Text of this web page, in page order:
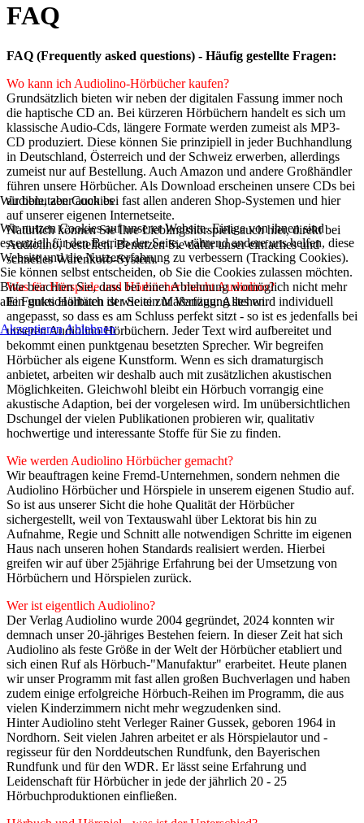
FAQ
FAQ (Frequently asked questions) - Häufig gestellte Fragen:
Wo kann ich Audiolino-Hörbücher kaufen?
Grundsätzlich bieten wir neben der digitalen Fassung immer noch
die haptische CD an. Bei kürzeren Hörbüchern handelt es sich um
klassische Audio-Cds, längere Formate werden zumeist als MP3-
CD produziert. Diese können Sie prinzipiell in jeder Buchhandlung
in Deutschland, Österreich und der Schweiz erwerben, allerdings
zumeist nur auf Bestellung. Auch Amazon und andere Großhändler
führen unsere Hörbücher. Als Download erscheinen unsere CDs bei
audible, aber auch bei fast allen anderen Shop-Systemen und hier
auf unserer eigenen Internetseite.
Natürlich können Sie Ihre Lieblingshörspiele auch hier, direkt bei
Audiolino, bestellen. Benutzen Sie dafür unser einfaches und
schnelles Warenkorb-System.
Was für Hörspiele und Hörbücher macht Audiolino?
Ein gutes Hörbuch ist wie ein Maßanzug: Alles wird individuell
angepasst, so dass es am Schluss perfekt sitzt - so ist es jedenfalls bei
unseren Audiolino Hörbüchern. Jeder Text wird aufbereitet und
bekommt einen punktgenau besetzten Sprecher. Wir begreifen
Hörbücher als eigene Kunstform. Wenn es sich dramaturgisch
anbietet, arbeiten wir deshalb auch mit zusätzlichen akustischen
Möglichkeiten. Gleichwohl bleibt ein Hörbuch vorrangig eine
akustische Adaption, bei der vorgelesen wird. Im unübersichtlichen
Dschungel der vielen Publikationen probieren wir, qualitativ
hochwertige und interessante Stoffe für Sie zu finden.
Wie werden Audiolino Hörbücher gemacht?
Wir beauftragen keine Fremd-Unternehmen, sondern nehmen die
Audiolino Hörbücher und Hörspiele in unserem eigenen Studio auf.
So ist aus unserer Sicht die hohe Qualität der Hörbücher
sichergestellt, weil von Textauswahl über Lektorat bis hin zu
Aufnahme, Regie und Schnitt alle notwendigen Schritte im eigenen
Haus nach unseren hohen Standards realisiert werden. Hierbei
greifen wir auf über 25jährige Erfahrung bei der Umsetzung von
Hörbüchern und Hörspielen zurück.
Wer ist eigentlich Audiolino?
Der Verlag Audiolino wurde 2004 gegründet, 2024 konnten wir
demnach unser 20-jähriges Bestehen feiern. In dieser Zeit hat sich
Audiolino als feste Größe in der Welt der Hörbücher etabliert und
sich einen Ruf als Hörbuch-"Manufaktur" erarbeitet. Heute planen
wir unser Programm mit fast allen großen Buchverlagen und haben
zudem einige erfolgreiche Hörbuch-Reihen im Programm, die aus
vielen Kinderzimmern nicht mehr wegzudenken sind.
Hinter Audiolino steht Verleger Rainer Gussek, geboren 1964 in
Nordhorn. Seit vielen Jahren arbeitet er als Hörspielautor und -
regisseur für den Norddeutschen Rundfunk, den Bayerischen
Rundfunk und für den WDR. Er lässt seine Erfahrung und
Leidenschaft für Hörbücher in jede der jährlich 20 - 25
Hörbuchproduktionen einfließen.
Wir benutzen Cookies
Wir nutzen Cookies auf unserer Website. Einige von ihnen sind
essenziell für den Betrieb der Seite, während andere uns helfen, diese
Website und die Nutzererfahrung zu verbessern (Tracking Cookies).
Sie können selbst entscheiden, ob Sie die Cookies zulassen möchten.
Bitte beachten Sie, dass bei einer Ablehnung womöglich nicht mehr
alle Funktionalitäten der Seite zur Verfügung stehen.
AkzeptierenAblehnen